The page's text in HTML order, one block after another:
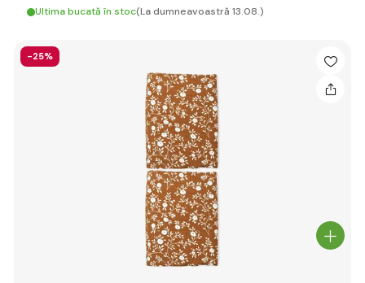
Ultima bucată în stoc(La dumneavoastră 13.08.)
-25%